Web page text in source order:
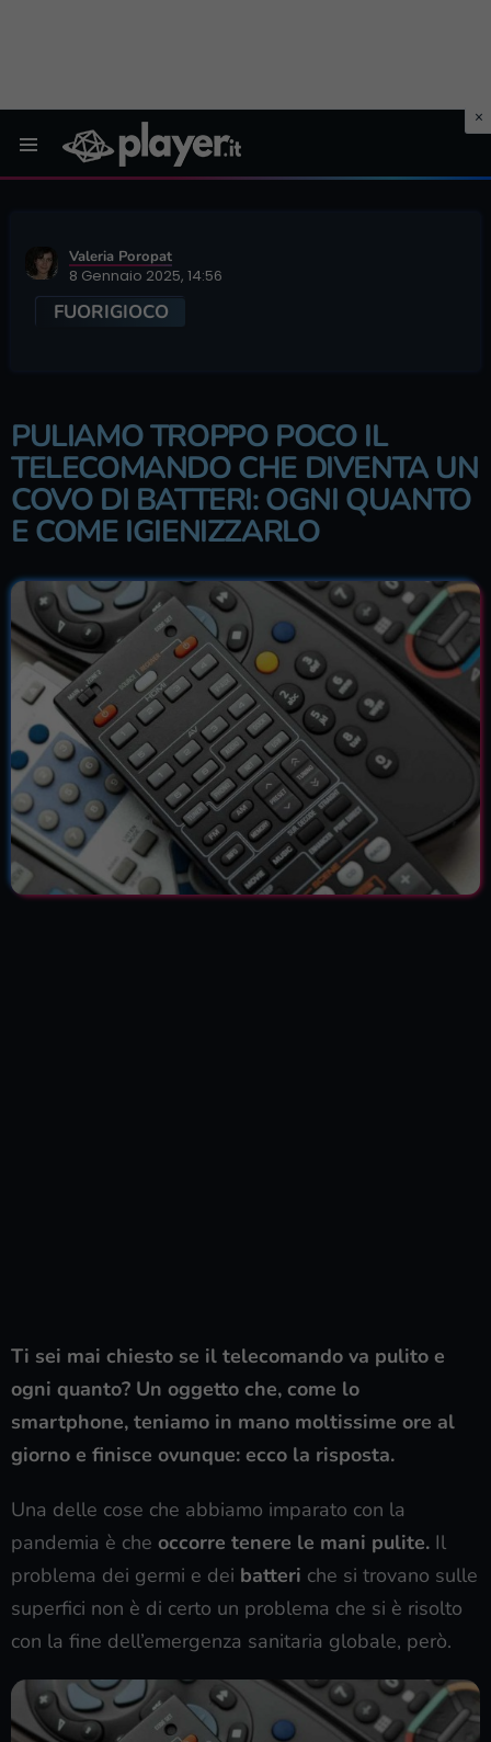
Valeria Poropat
8 Gennaio 2025, 14:56
FUORIGIOCO
PULIAMO TROPPO POCO IL
TELECOMANDO CHE DIVENTA UN
COVO DI BATTERI: OGNI QUANTO
E COME IGIENIZZARLO
Ti sei mai chiesto se il telecomando va pulito e
ogni quanto? Un oggetto che, come lo
smartphone, teniamo in mano moltissime ore al
giorno e finisce ovunque: ecco la risposta.
Una delle cose che abbiamo imparato con la
pandemia è che occorre tenere le mani pulite. Il
problema dei germi e dei batteri che si trovano sulle
superfici non è di certo un problema che si è risolto
con la fine dell’emergenza sanitaria globale, però.